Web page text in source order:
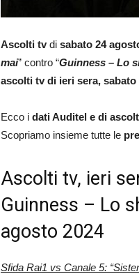
Ascolti tvdi sabato 24
mai” contro “Guinness – Lo
ascolti tv di ieri sera, sabato
Ecco i dati Auditel e di
Scopriamo insieme tutte le
Ascolti tv, ieri
Guinness – Lo
agosto 2024
Sfida Rai1 vs Canale 5: